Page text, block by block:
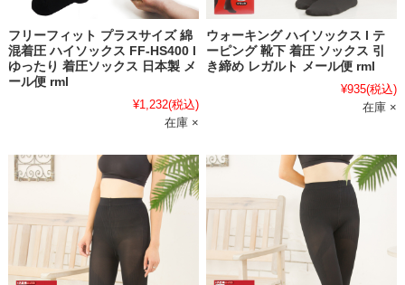
フリーフィット プラスサイズ 綿
混着圧 ハイソックス FF-HS400 l
ゆったり 着圧ソックス 日本製 メ
ール便 rml
¥1,232(税込)
在庫 ×
ウォーキング ハイソックス l テ
ーピング 靴下 着圧 ソックス 引
き締め レガルト メール便 rml
¥935(税込)
在庫 ×